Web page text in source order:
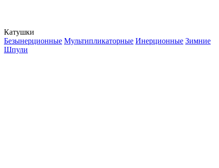
Катушки
Безынерционные Мультипликаторные Инерционные Зимние
Шпули